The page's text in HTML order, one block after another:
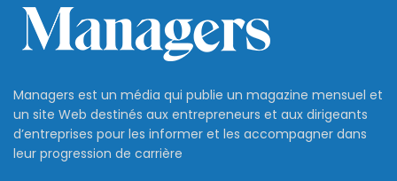
Managers est un média qui publie un magazine mensuel et
un site Web destinés aux entrepreneurs et aux dirigeants
d’entreprises pour les informer et les accompagner dans
leur progression de carrière